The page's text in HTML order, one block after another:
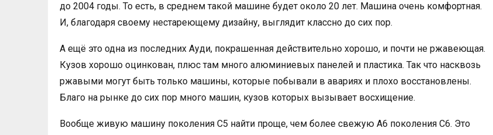
до 2004 годы. То есть, в среднем такой машине будет около 20 лет. Машина очень комфортная.
И, благодаря своему нестареющему дизайну, выглядит классно до сих пор.
А ещё это одна из последних Ауди, покрашенная действительно хорошо, и почти не ржавеющая.
Кузов хорошо оцинкован, плюс там много алюминиевых панелей и пластика. Так что насквозь
ржавыми могут быть только машины, которые побывали в авариях и плохо восстановлены.
Благо на рынке до сих пор много машин, кузов которых вызывает восхищение.
Вообще живую машину поколения С5 найти проще, чем более свежую А6 поколения С6. Это